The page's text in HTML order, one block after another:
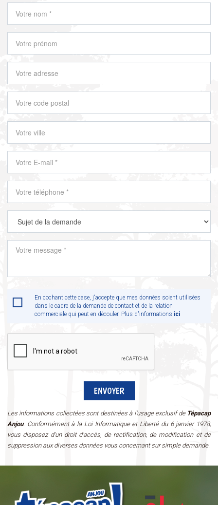
En cochant cette case, j'accepte que mes données soient utilisées
dans le cadre de la demande de contact et de la relation
commerciale qui peut en découler. Plus d'informations ici
Les informations collectées sont destinées à l'usage exclusif de Tépacap
Anjou. Conformément à la Loi Informatique et Liberté du 6 janvier 1978,
vous disposez d'un droit d'accès, de rectification, de modification et de
suppression aux diverses données vous concernant sur simple demande.